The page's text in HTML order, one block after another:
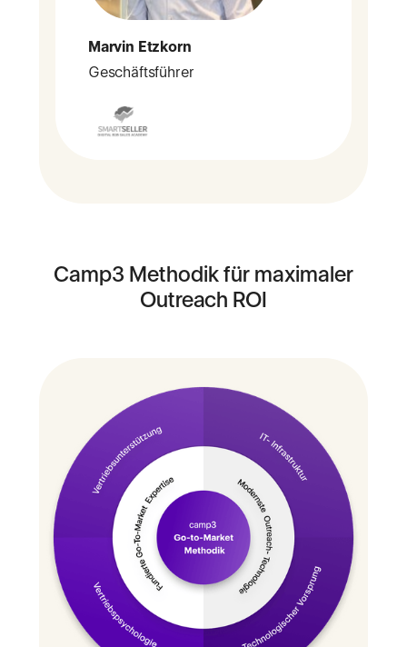
Marvin Etzkorn
Geschäftsführer
Camp3 Methodik für maximaler
Outreach ROI